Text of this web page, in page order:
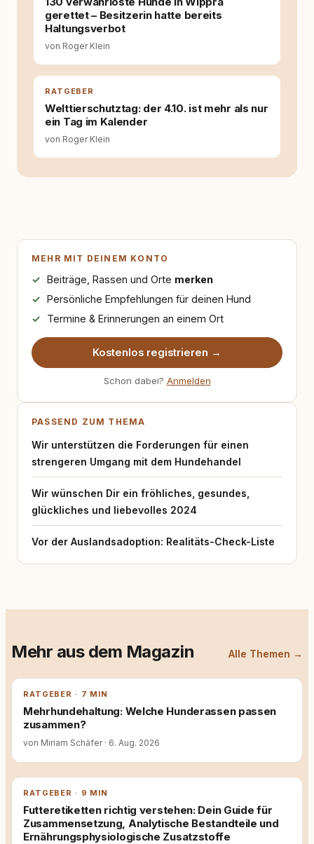
gerettet – Besitzerin hatte bereits
Haltungsverbot
von Roger Klein
RATGEBER
Welttierschutztag: der 4.10. ist mehr als nur
ein Tag im Kalender
von Roger Klein
MEHR MIT DEINEM KONTO
Beiträge, Rassen und Orte merken
Persönliche Empfehlungen für deinen Hund
Termine & Erinnerungen an einem Ort
Kostenlos registrieren →
Schon dabei? Anmelden
PASSEND ZUM THEMA
Wir unterstützen die Forderungen für einen
strengeren Umgang mit dem Hundehandel
Wir wünschen Dir ein fröhliches, gesundes,
glückliches und liebevolles 2024
Vor der Auslandsadoption: Realitäts-Check-Liste
Mehr aus dem Magazin Alle Themen →
RATGEBER · 7 MIN
Mehrhundehaltung: Welche Hunderassen passen
zusammen?
von Miriam Schäfer · 6. Aug. 2026
RATGEBER · 9 MIN
Futteretiketten richtig verstehen: Dein Guide für
Zusammensetzung, Analytische Bestandteile und
Ernährungsphysiologische Zusatzstoffe